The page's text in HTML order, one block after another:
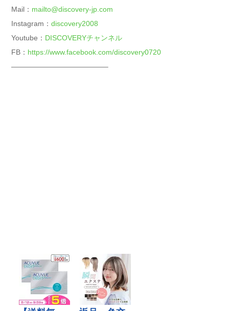
Mail： mailto@discovery-jp.com
Instagram： discovery2008
Youtube： DISCOVERYチャンネル
FB： https://www.facebook.com/discovery0720
—————————————–